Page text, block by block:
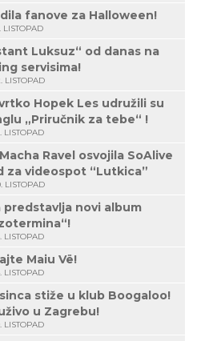
fanove za Halloween!
LISTOPAD
Luksuz“ od danas na
servisima!
LISTOPAD
Hopek Les udružili su
„Priručnik za tebe“ !
LISTOPAD
Ravel osvojila SoAlive
za videospot “Lutkica”
LISTOPAD
predstavlja novi album
LISTOPAD
Maiu Vë!
LISTOPAD
stiže u klub Boogaloo!
u Zagrebu!
LISTOPAD